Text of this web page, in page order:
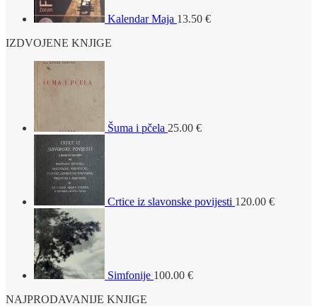
Kalendar Maja 13.50 €
IZDVOJENE KNJIGE
Šuma i pčela 25.00 €
Crtice iz slavonske povijesti 120.00 €
Simfonije 100.00 €
NAJPRODAVANIJE KNJIGE